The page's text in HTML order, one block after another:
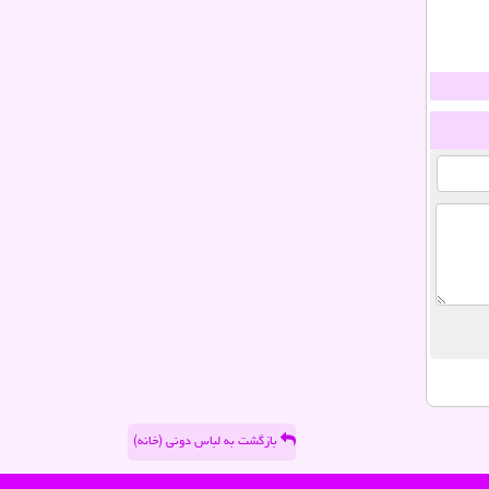
بازگشت به لباس دونی (خانه)